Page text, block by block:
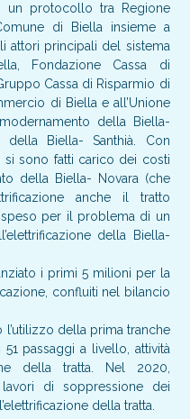
un protocollo tra Regione
di Biella insieme a
attori principali del sistema
Fondazione Cassa di
Cassa di Risparmio di
di Biella e all’Unione
della Biella-
della Biella- Santhià. Con
sono fatti carico dei costi
della Biella- Novara (che
anche il tratto
per il problema di un
della Biella-
i primi 5 milioni per la
confluiti nel bilancio
della prima tranche
passaggi a livello, attività
della tratta. Nel 2020,
di soppressione dei
della tratta.